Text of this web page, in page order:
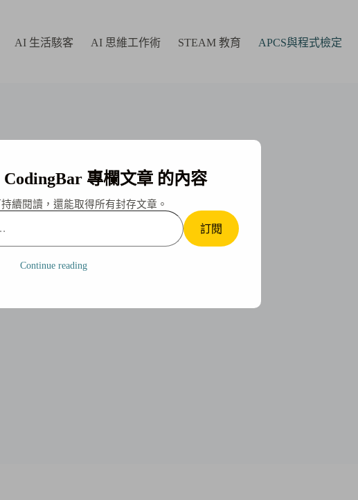
AI 生活駭客 AI 思維工作術 STEAM 教育 APCS與程式檢定
專欄文章 的內容
續閱讀，還能取得所有封存文章。
訂閱
Continue reading